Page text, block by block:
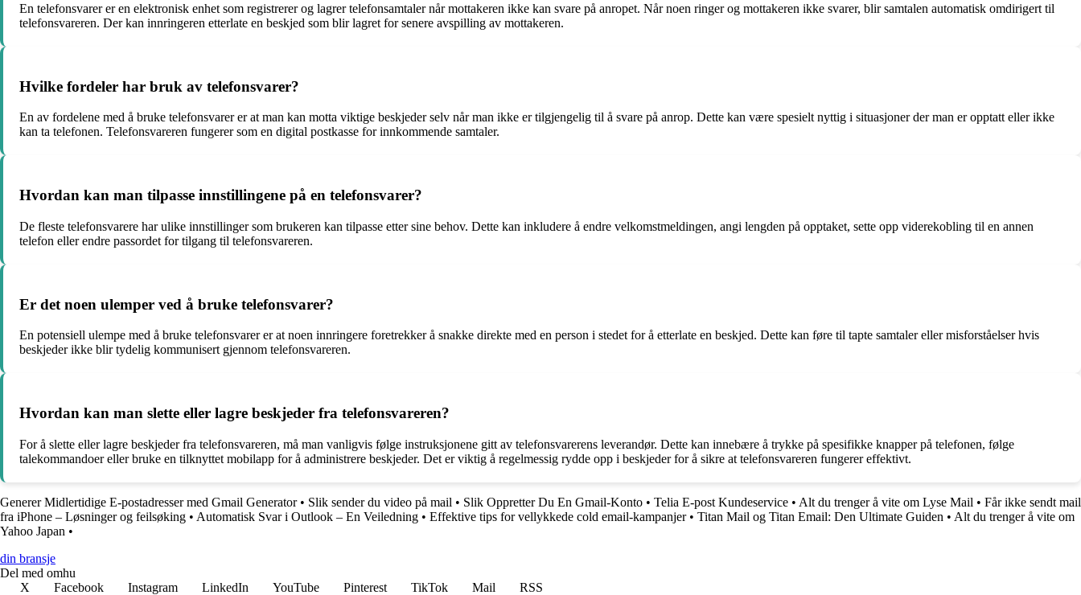
En telefonsvarer er en elektronisk enhet som registrerer og lagrer telefonsamtaler når mottakeren ikke kan svare på anropet. Når noen ringer og mottakeren ikke svarer, blir samtalen automatisk omdirigert til
telefonsvareren. Der kan innringeren etterlate en beskjed som blir lagret for senere avspilling av mottakeren.
Hvilke fordeler har bruk av telefonsvarer?
En av fordelene med å bruke telefonsvarer er at man kan motta viktige beskjeder selv når man ikke er tilgjengelig til å svare på anrop. Dette kan være spesielt nyttig i situasjoner der man er opptatt eller ikke
kan ta telefonen. Telefonsvareren fungerer som en digital postkasse for innkommende samtaler.
Hvordan kan man tilpasse innstillingene på en telefonsvarer?
De fleste telefonsvarere har ulike innstillinger som brukeren kan tilpasse etter sine behov. Dette kan inkludere å endre velkomstmeldingen, angi lengden på opptaket, sette opp viderekobling til en annen
telefon eller endre passordet for tilgang til telefonsvareren.
Er det noen ulemper ved å bruke telefonsvarer?
En potensiell ulempe med å bruke telefonsvarer er at noen innringere foretrekker å snakke direkte med en person i stedet for å etterlate en beskjed. Dette kan føre til tapte samtaler eller misforståelser hvis
beskjeder ikke blir tydelig kommunisert gjennom telefonsvareren.
Hvordan kan man slette eller lagre beskjeder fra telefonsvareren?
For å slette eller lagre beskjeder fra telefonsvareren, må man vanligvis følge instruksjonene gitt av telefonsvarerens leverandør. Dette kan innebære å trykke på spesifikke knapper på telefonen, følge
talekommandoer eller bruke en tilknyttet mobilapp for å administrere beskjeder. Det er viktig å regelmessig rydde opp i beskjeder for å sikre at telefonsvareren fungerer effektivt.
Generer Midlertidige E-postadresser med Gmail Generator• Slik sender du video på mail • Slik Oppretter Du En Gmail-Konto • Telia E-post Kundeservice • Alt du trenger å vite om Lyse Mail • Får ikke sendt mail
fra iPhone – Løsninger og feilsøking • Automatisk Svar i Outlook – En Veiledning • Effektive tips for vellykkede cold email-kampanjer• Titan Mail og Titan Email: Den Ultimate Guiden • Alt du trenger å vite om
Yahoo Japan •
din bransje
Del med omhu
X
Facebook Instagram LinkedIn YouTube Pinterest TikTok Mail
RSS